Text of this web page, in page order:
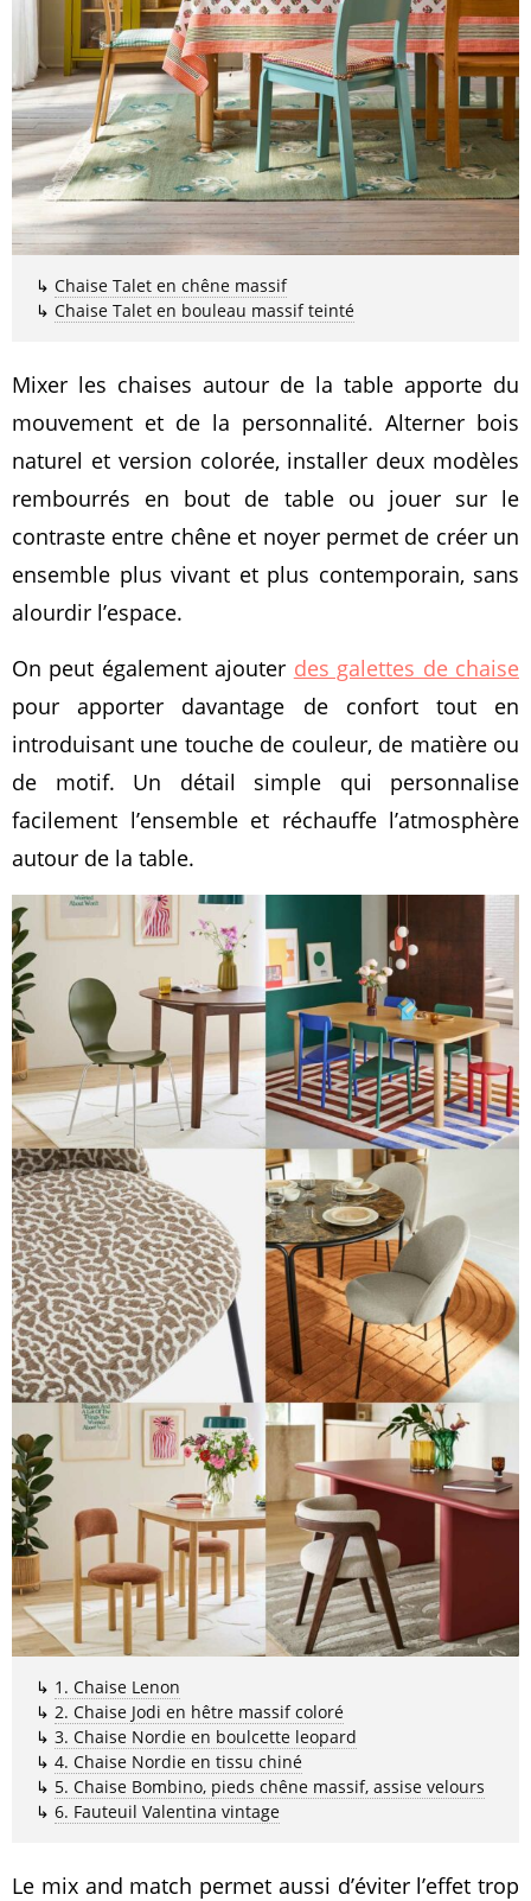
↳ Chaise Talet en chêne massif
↳ Chaise Talet en bouleau massif teinté
Mixer les chaises autour de la table apporte du
mouvement et de la personnalité. Alterner bois
naturel et version colorée, installer deux modèles
rembourrés en bout de table ou jouer sur le
contraste entre chêne et noyer permet de créer un
ensemble plus vivant et plus contemporain, sans
alourdir l’espace.
On peut également ajouter des galettes de chaise
pour apporter davantage de confort tout en
introduisant une touche de couleur, de matière ou
de motif. Un détail simple qui personnalise
facilement l’ensemble et réchauffe l’atmosphère
autour de la table.
↳ 1. Chaise Lenon
↳ 2. Chaise Jodi en hêtre massif coloré
↳ 3. Chaise Nordie en boulcette leopard
↳ 4. Chaise Nordie en tissu chiné
↳ 5. Chaise Bombino, pieds chêne massif, assise velours
↳ 6. Fauteuil Valentina vintage
Le mix and match permet aussi d’éviter l’effet trop